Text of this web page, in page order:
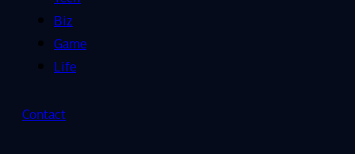
Biz
Game
Life
Contact